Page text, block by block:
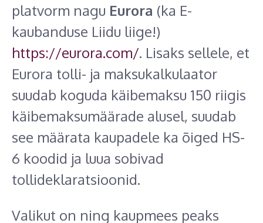
platvorm nagu Eurora (ka E-
kaubanduse Liidu liige!)
https://eurora.com/. Lisaks sellele, et
Eurora tolli- ja maksukalkulaator
suudab koguda käibemaksu 150 riigis
käibemaksumäärade alusel, suudab
see määrata kaupadele ka õiged HS-
6 koodid ja luua sobivad
tollideklaratsioonid.
Valikut on ning kaupmees peaks